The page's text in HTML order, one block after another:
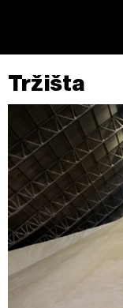
na „Prikaži
povući bez
Tržišta